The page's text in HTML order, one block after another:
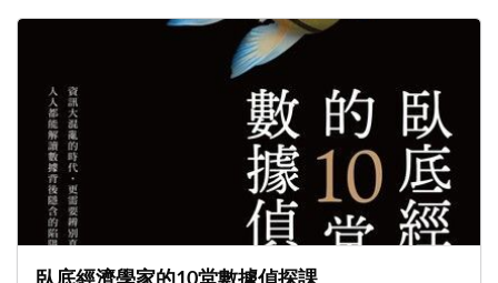
臥底經濟學家的10堂數據偵探課